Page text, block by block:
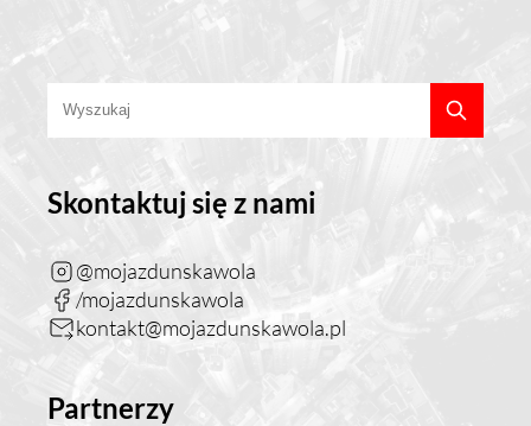
Skontaktuj się z nami
@mojazdunskawola
/mojazdunskawola
kontakt@mojazdunskawola.pl
Partnerzy